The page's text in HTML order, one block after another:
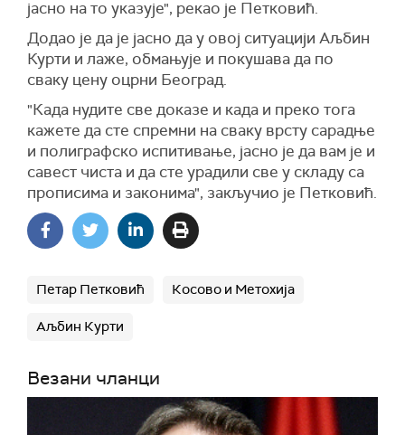
јасно на то указује", рекао је Петковић.
Додао је да је јасно да у овој ситуацији Аљбин
Курти и лаже, обмањује и покушава да по
сваку цену оцрни Београд.
"Када нудите све доказе и када и преко тога
кажете да сте спремни на сваку врсту сарадње
и полиграфско испитивање, јасно је да вам је и
савест чиста и да сте урадили све у складу са
прописима и законима", закључио је Петковић.
Петар Петковић Косово и Метохија
Аљбин Курти
Везани чланци